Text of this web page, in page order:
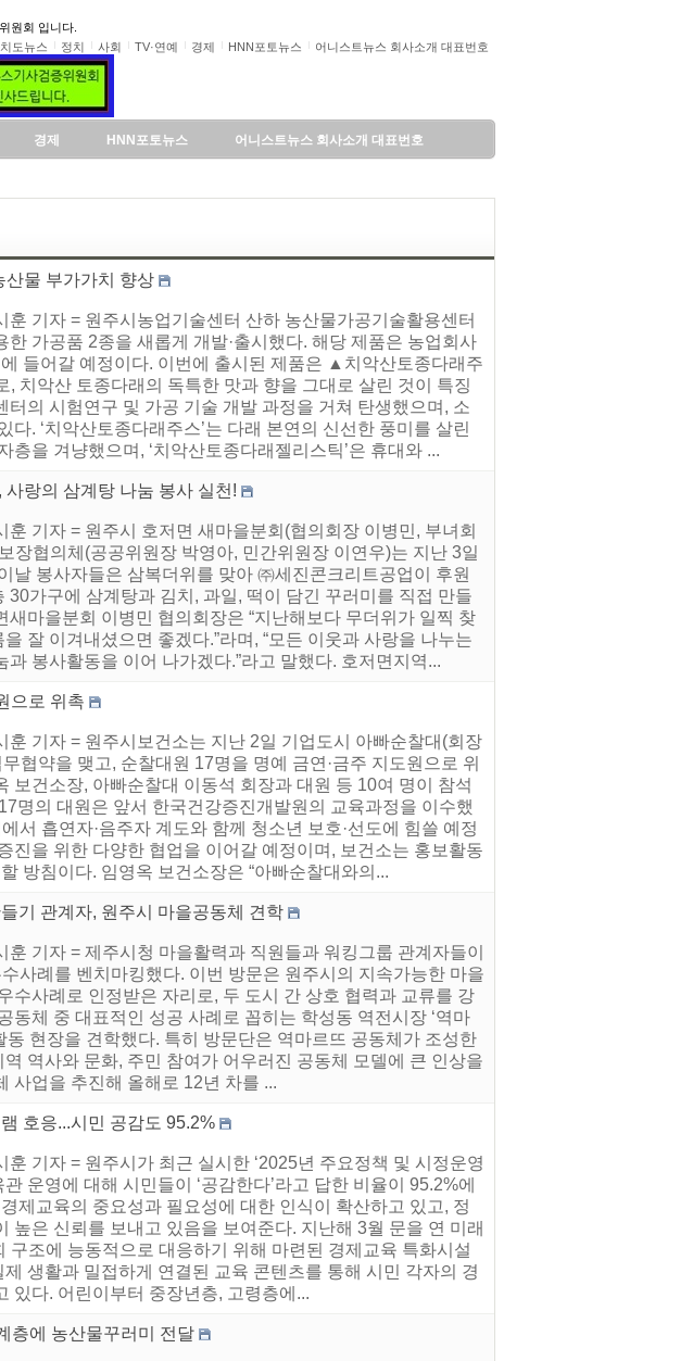
원회 입니다.
도뉴스 정치 사회 TV·연예 경제 HNN포토뉴스 어니스트뉴스 회사소개 대표번호
경제 HNN포토뉴스 어니스트뉴스 회사소개 대표번호
산물 부가가치 향상
기자 = 원주시농업기술센터 산하 농산물가공기술활용센터
가공품 2종을 새롭게 개발·출시했다. 해당 제품은 농업회사
들어갈 예정이다. 이번에 출시된 제품은 ▲치악산토종다래주
치악산 토종다래의 독특한 맛과 향을 그대로 살린 것이 특징
의 시험연구 및 가공 기술 개발 과정을 거쳐 탄생했으며, 소
. ‘치악산토종다래주스’는 다래 본연의 신선한 풍미를 살린
을 겨냥했으며, ‘치악산토종다래젤리스틱’은 휴대와 ...
랑의 삼계탕 나눔 봉사 실천!
기자 = 원주시 호저면 새마을분회(협의회장 이병민, 부녀회
장협의체(공공위원장 박영아, 민간위원장 이연우)는 지난 3일
날 봉사자들은 삼복더위를 맞아 ㈜세진콘크리트공업이 후원
가구에 삼계탕과 김치, 과일, 떡이 담긴 꾸러미를 직접 만들
마을분회 이병민 협의회장은 “지난해보다 무더위가 일찍 찾
잘 이겨내셨으면 좋겠다.”라며, “모든 이웃과 사랑을 나누는
봉사활동을 이어 나가겠다.”라고 말했다. 호저면지역...
으로 위촉
훈 기자 = 원주시보건소는 지난 2일 기업도시 아빠순찰대(회장
협약을 맺고, 순찰대원 17명을 명예 금연·금주 지도원으로 위
보건소장, 아빠순찰대 이동석 회장과 대원 등 10여 명이 참석
명의 대원은 앞서 한국건강증진개발원의 교육과정을 이수했
서 흡연자·음주자 계도와 함께 청소년 보호·선도에 힘쓸 예정
진을 위한 다양한 협업을 이어갈 예정이며, 보건소는 홍보활동
방침이다. 임영옥 보건소장은 “아빠순찰대와의...
기 관계자, 원주시 마을공동체 견학
기자 = 제주시청 마을활력과 직원들과 워킹그룹 관계자들이
사례를 벤치마킹했다. 이번 방문은 원주시의 지속가능한 마을
수사례로 인정받은 자리로, 두 도시 간 상호 협력과 교류를 강
동체 중 대표적인 성공 사례로 꼽히는 학성동 역전시장 ‘역마
동 현장을 견학했다. 특히 방문단은 역마르뜨 공동체가 조성한
역 역사와 문화, 주민 참여가 어우러진 공동체 모델에 큰 인상을
사업을 추진해 올해로 12년 차를 ...
호응...시민 공감도 95.2%
기자 = 원주시가 최근 실시한 ‘2025년 주요정책 및 시정운영
운영에 대해 시민들이 ‘공감한다’라고 답한 비율이 95.2%에
제교육의 중요성과 필요성에 대한 인식이 확산하고 있고, 정
높은 신뢰를 보내고 있음을 보여준다. 지난해 3월 문을 연 미래
구조에 능동적으로 대응하기 위해 마련된 경제교육 특화시설
생활과 밀접하게 연결된 교육 콘텐츠를 통해 시민 각자의 경
있다. 어린이부터 중장년층, 고령층에...
층에 농산물꾸러미 전달